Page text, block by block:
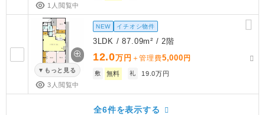
1人閲覧中
もっと見る
3人閲覧中
NEW イチオシ物件
3LDK / 87.09m² / 2階
12.0万円 ＋管理費5,000 円
敷 無料 礼 19.0万円
全6件を表示する